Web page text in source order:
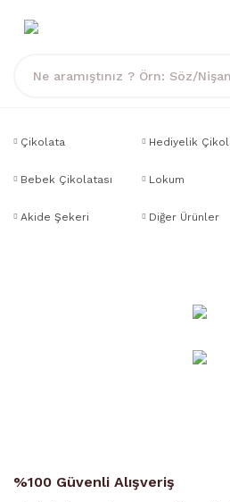
Çikolata Hediyelik
Bebek Çikolatası
Lokum
Akide Şekeri Diğer Ürünler
%100 Güvenli Alışveriş